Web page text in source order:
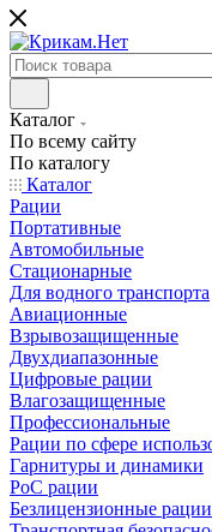
Каталог
По всему сайту
По каталогу
Каталог
Рации
Портативные
Автомобильные
Стационарные
Для водного транспорта
Авиационные
Взрывозащищенные
Двухдиапазонные
Цифровые рации
Влагозащищенные
Профессиональные
Рации по сфере
Гарнитуры и динамики
PoC рации
Безлицензионные рации